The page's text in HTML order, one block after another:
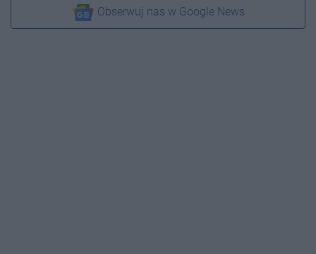
Obserwuj nas w Google News